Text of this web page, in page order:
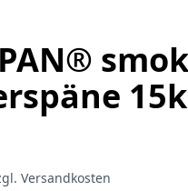
Versandkosten